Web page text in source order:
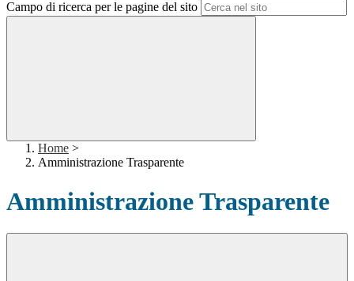
Campo di ricerca per le pagine del sito
Home >
Amministrazione Trasparente
Amministrazione Trasparente